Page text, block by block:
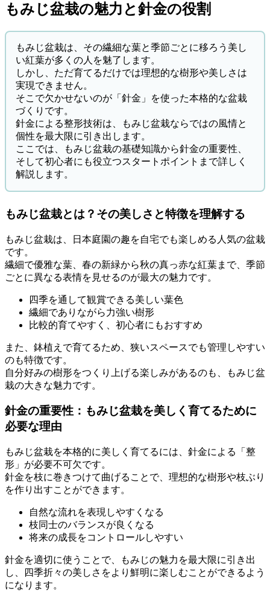
もみじ盆栽の魅力と針金の役割
もみじ盆栽は、その繊細な葉と季節ごとに移ろう美し
い紅葉が多くの人を魅了します。
しかし、ただ育てるだけでは理想的な樹形や美しさは
実現できません。
そこで欠かせないのが「針金」を使った本格的な盆栽
づくりです。
針金による整形技術は、もみじ盆栽ならではの風情と
個性を最大限に引き出します。
ここでは、もみじ盆栽の基礎知識から針金の重要性、
そして初心者にも役立つスタートポイントまで詳しく
解説します。
もみじ盆栽とは？その美しさと特徴を理解する
もみじ盆栽は、日本庭園の趣を自宅でも楽しめる人気の盆栽
です。
繊細で優雅な葉、春の新緑から秋の真っ赤な紅葉まで、季節
ごとに異なる表情を見せるのが最大の魅力です。
四季を通して観賞できる美しい葉色
繊細でありながら力強い樹形
比較的育てやすく、初心者にもおすすめ
また、鉢植えで育てるため、狭いスペースでも管理しやすい
のも特徴です。
自分好みの樹形をつくり上げる楽しみがあるのも、もみじ盆
栽の大きな魅力です。
針金の重要性：もみじ盆栽を美しく育てるために
必要な理由
もみじ盆栽を本格的に美しく育てるには、針金による「整
形」が必要不可欠です。
針金を枝に巻きつけて曲げることで、理想的な樹形や枝ぶり
を作り出すことができます。
自然な流れを表現しやすくなる
枝同士のバランスが良くなる
将来の成長をコントロールしやすい
針金を適切に使うことで、もみじの魅力を最大限に引き出
し、四季折々の美しさをより鮮明に楽しむことができるよう
になります。